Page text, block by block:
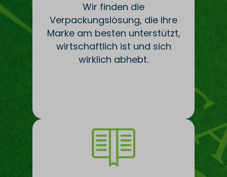
Wir finden die
Verpackungslösung, die Ihre
Marke am besten unterstützt,
wirtschaftlich ist und sich
wirklich abhebt.